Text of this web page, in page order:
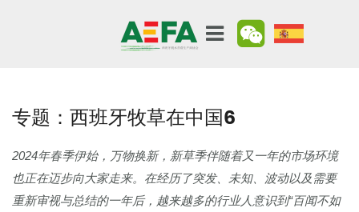
专题：西班牙牧草在中国6
2024年春季伊始，万物换新，新草季伴随着又一年的市场环境
也正在迈步向大家走来。在经历了突发、未知、波动以及需要
重新审视与总结的一年后，越来越多的行业人意识到“百闻不如